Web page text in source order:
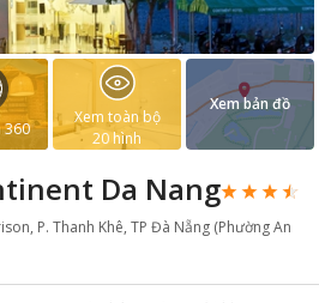
Da Nang
P. Thanh Khê, TP Đà Nẵng (Phường An
360
Xem toàn bộ
20hình
Xem bản đồ